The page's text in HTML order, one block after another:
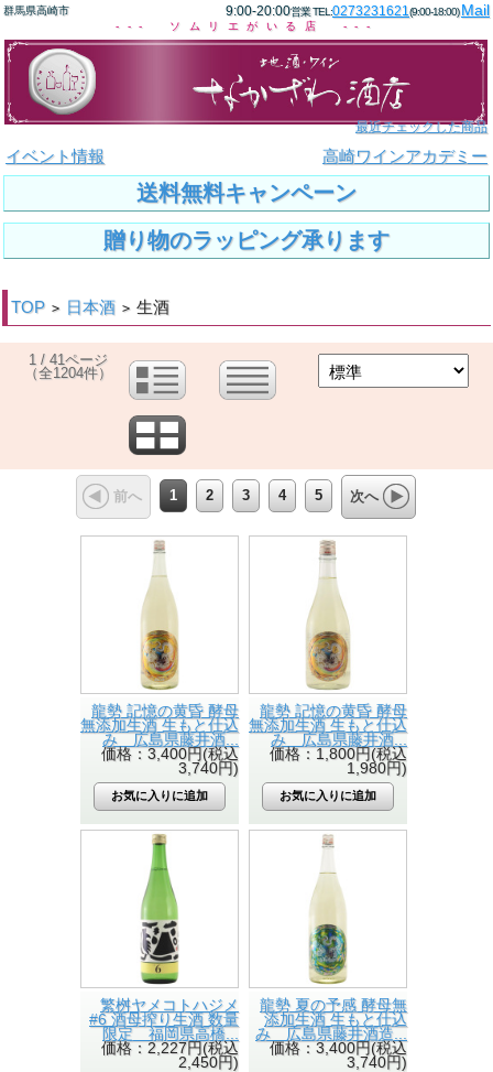
群馬県高崎市 9:00-20:00営業 TEL:0273231621(9:00-18:00)Mail
--- ソムリエがいる店 ---
最近チェックした商品
イベント情報 高崎ワインアカデミー
送料無料キャンペーン
贈り物のラッピング承ります
TOP > 日本酒 > 生酒
1 / 41ページ
（全1204件）
前へ 1 2 3 4 5 次へ
龍勢 記憶の黄昏 酵母
無添加生酒 生もと仕込
み 広島県藤井酒...
価格：3,400円(税込
3,740円)
龍勢 記憶の黄昏 酵母
無添加生酒 生もと仕込
み 広島県藤井酒...
価格：1,800円(税込
1,980円)
繁桝ヤメコトハジメ
#6 酒母搾り生酒 数量
限定 福岡県高橋...
価格：2,227円(税込
2,450円)
龍勢 夏の予感 酵母無
添加生酒 生もと仕込
み 広島県藤井酒造...
価格：3,400円(税込
3,740円)